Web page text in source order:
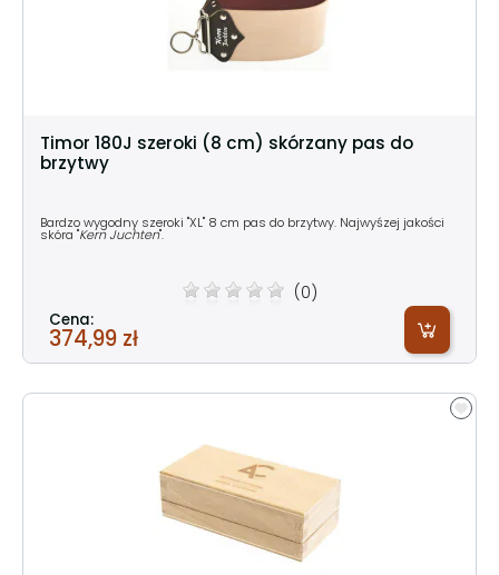
Timor 180J szeroki (8 cm) skórzany pas do
brzytwy
Bardzo wygodny szeroki "XL" 8 cm pas do brzytwy. Najwyśzej jakości
skóra "Kern Juchten".
(0)
Cena:
374,99 zł